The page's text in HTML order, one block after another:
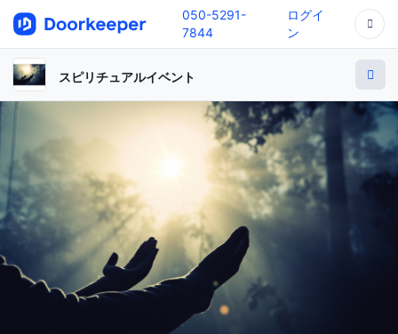
050-5291-
7844
ログイ
ン
スピリチュアルイベント